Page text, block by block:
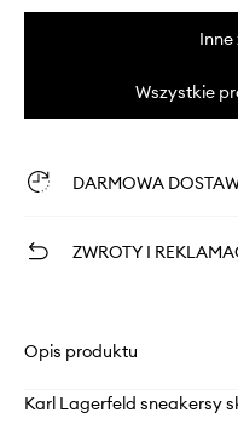
Wszystkie
DARMOWA
ZWROTY I
Opis produktu
Karl Lagerfeld sneakersy